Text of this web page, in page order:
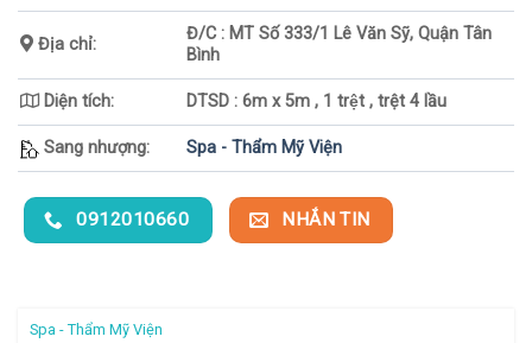
Địa chỉ:
Đ/C : MT Số 333/1 Lê Văn Sỹ, Quận Tân
Bình
Diện tích: DTSD : 6m x 5m , 1 trệt , trệt 4 lầu
Sang nhượng: Spa - Thẩm Mỹ Viện
0912010660 NHẮN TIN
Spa - Thẩm Mỹ Viện